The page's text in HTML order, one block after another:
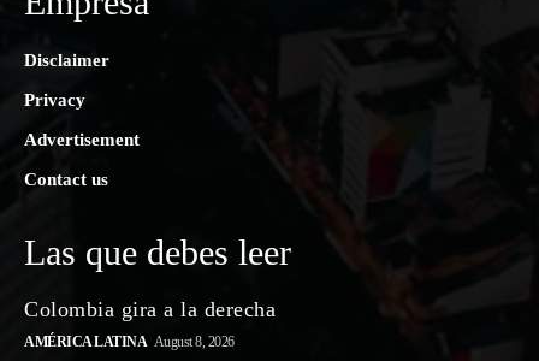
Disclaimer
Privacy
Advertisement
Contact us
Las que debes leer
Colombia gira a la derecha
AMÉRICA LATINA August 8, 2026